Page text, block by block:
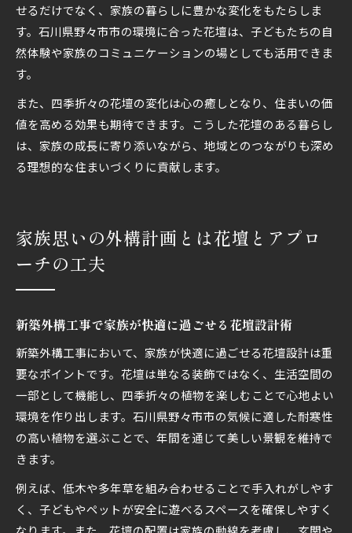
せるだけでなく、家族の暮らしに豊かな変化をもたらしま
す。石川県野々市市の環境に合った花壇は、子どもたちの自
然体験や家族のコミュニケーションの場としても活用できま
す。
また、四季折々の花壇の変化は心の癒しとなり、住まいの価
値を高める効果も期待できます。こうした花壇のある暮らし
は、家族の成長に寄り添いながら、地域とのつながりも深め
る理想的な住まいづくりに貢献します。
家族思いの外構計画とは花壇とアプロ
ーチの工夫
新築外構工事で家族が快適に過ごせる花壇設計術
新築外構工事において、家族が快適に過ごせる花壇設計は重
要なポイントです。花壇は単なる装飾ではなく、生活空間の
一部として機能し、四季折々の植物を楽しむことで心地よい
環境を作り出します。石川県野々市市の気候に適した耐寒性
の高い植物を選ぶことで、年間を通じて美しい景観を維持で
きます。
例えば、低木や多年草を組み合わせることで手入れがしやす
く、子どもやペットが安全に遊べるスペースを確保しやすく